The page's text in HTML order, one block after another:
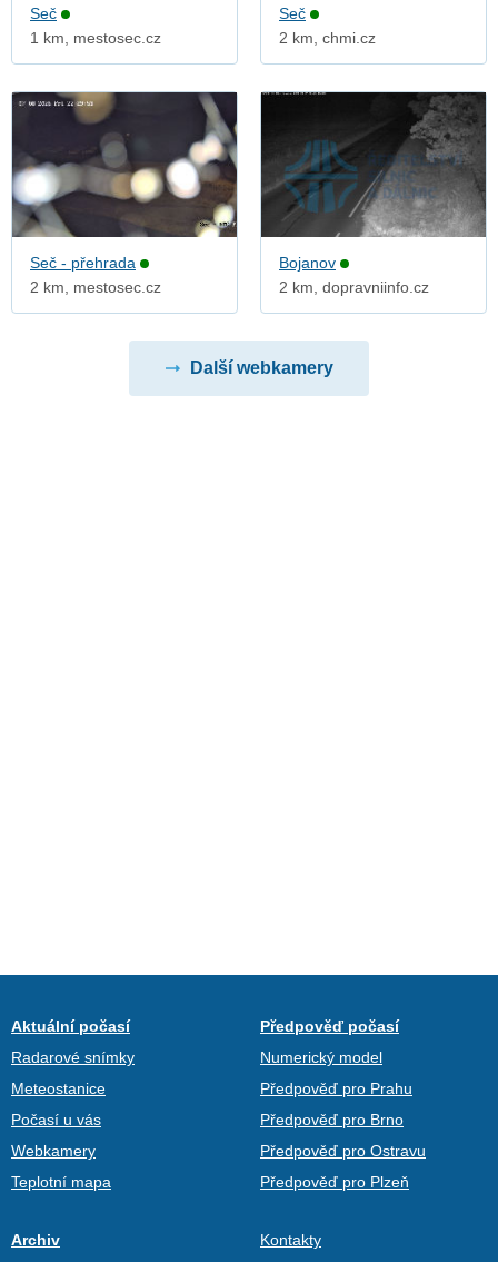
Seč
1 km, mestosec.cz
Seč
2 km, chmi.cz
Seč - přehrada
2 km, mestosec.cz
Bojanov
2 km, dopravniinfo.cz
Další webkamery
Aktuální počasí
Radarové snímky
Meteostanice
Počasí u vás
Webkamery
Teplotní mapa
Předpověď počasí
Numerický model
Předpověď pro Prahu
Předpověď pro Brno
Předpověď pro Ostravu
Předpověď pro Plzeň
Archiv
Kontakty